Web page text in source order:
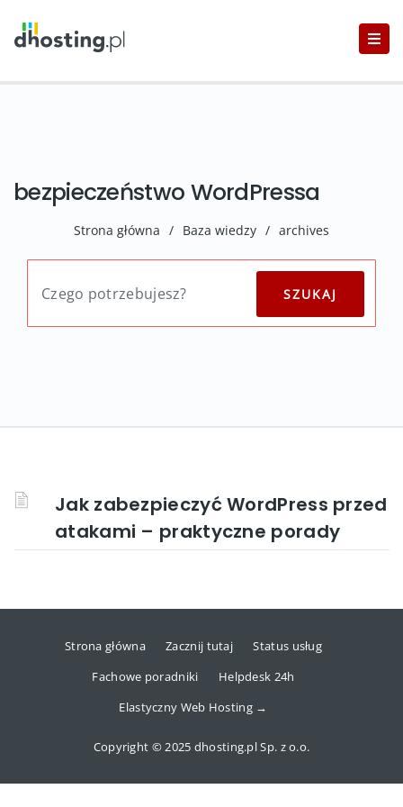
bezpieczeństwo WordPressa
Strona główna / Baza wiedzy / archives
Jak zabezpieczyć WordPress przed
atakami – praktyczne porady
Strona główna Zacznij tutaj
Status usług
Fachowe poradniki
Helpdesk 24h
Elastyczny Web Hosting →
Copyright © 2025 dhosting.pl Sp. z o.o.